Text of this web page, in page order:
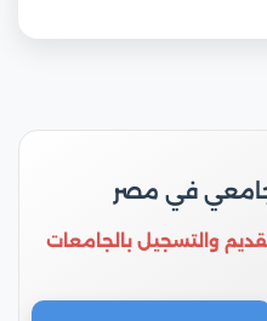
في مصر
والتسجيل بالجامعات